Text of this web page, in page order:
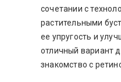
сочетании с
растительными
ее упругость и
отличный вариант
знакомство с